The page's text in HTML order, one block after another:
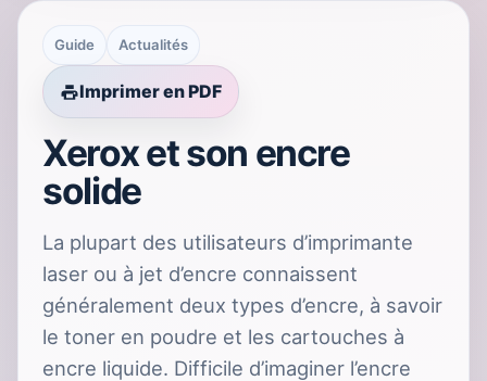
Guide Actualités
Imprimer en PDF
Xerox et son encre
solide
La plupart des utilisateurs d’imprimante
laser ou à jet d’encre connaissent
généralement deux types d’encre, à savoir
le toner en poudre et les cartouches à
encre liquide. Difficile d’imaginer l’encre